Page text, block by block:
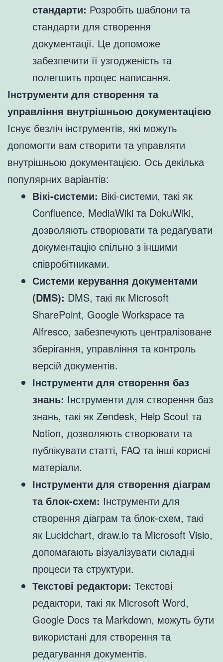
стандарти: Розробіть шаблони та
стандарти для створення
документації. Це допоможе
забезпечити її узгодженість та
полегшить процес написання.
Інструменти для створення та
управління внутрішньою документацією
Існує безліч інструментів, які можуть
допомогти вам створити та управляти
внутрішньою документацією. Ось декілька
популярних варіантів:
Вікі-системи: Вікі-системи, такі як
Confluence, MediaWiki та DokuWiki,
дозволяють створювати та редагувати
документацію спільно з іншими
співробітниками.
Системи керування документами
(DMS): DMS, такі як Microsoft
SharePoint, Google Workspace та
Alfresco, забезпечують централізоване
зберігання, управління та контроль
версій документів.
Інструменти для створення баз
знань: Інструменти для створення баз
знань, такі як Zendesk, Help Scout та
Notion, дозволяють створювати та
публікувати статті, FAQ та інші корисні
матеріали.
Інструменти для створення діаграм
та блок-схем: Інструменти для
створення діаграм та блок-схем, такі
як Lucidchart, draw.io та Microsoft Visio,
допомагають візуалізувати складні
процеси та структури.
Текстові редактори: Текстові
редактори, такі як Microsoft Word,
Google Docs та Markdown, можуть бути
використані для створення та
редагування документів.